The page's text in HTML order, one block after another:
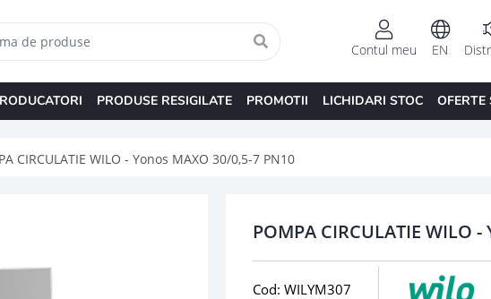
EN
Contul meu
PRODUSE RESIGILATE PROMOTII LICHIDARI STOC OFERTE
CIRCULATIE WILO - Yonos MAXO 30/0,5-7 PN10
POMPA CIRCULATIE WILO
Cod: WILYM307